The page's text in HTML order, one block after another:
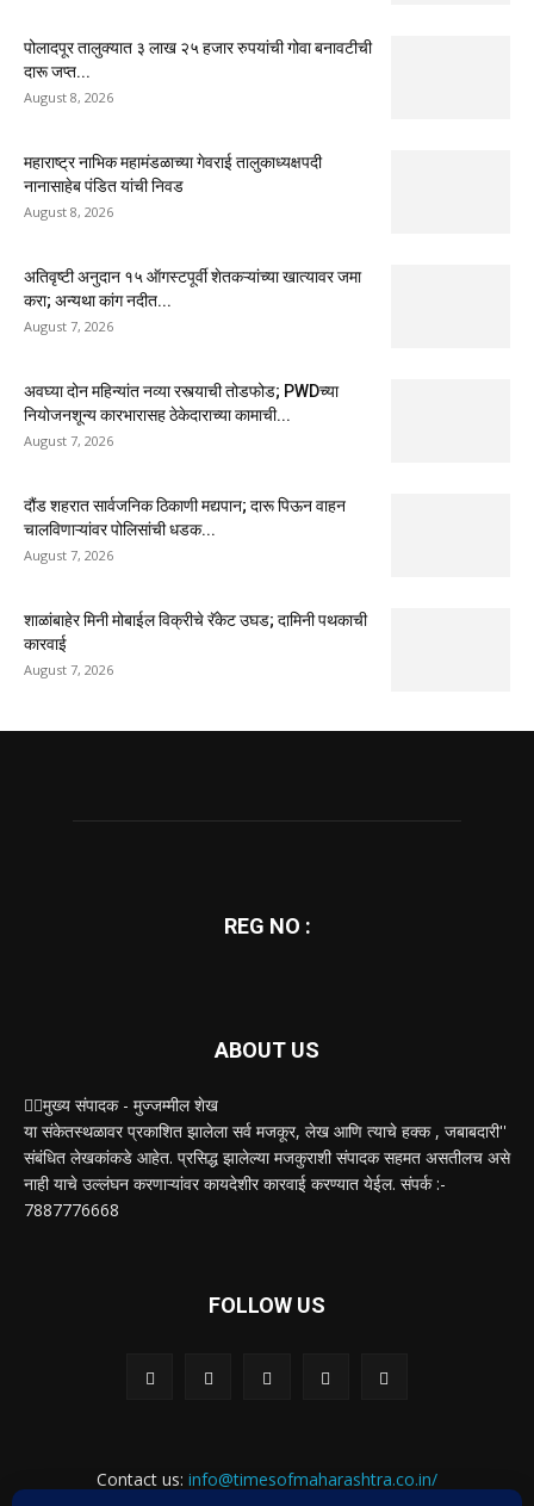
पोलादपूर तालुक्यात ३ लाख २५ हजार रुपयांची गोवा बनावटीची
दारू जप्त...
August 8, 2026
महाराष्ट्र नाभिक महामंडळाच्या गेवराई तालुकाध्यक्षपदी
नानासाहेब पंडित यांची निवड
August 8, 2026
अतिवृष्टी अनुदान १५ ऑगस्टपूर्वी शेतकऱ्यांच्या खात्यावर जमा
करा; अन्यथा कांग नदीत...
August 7, 2026
अवघ्या दोन महिन्यांत नव्या रस्त्याची तोडफोड; PWDच्या
नियोजनशून्य कारभारासह ठेकेदाराच्या कामाची...
August 7, 2026
दौंड शहरात सार्वजनिक ठिकाणी मद्यपान; दारू पिऊन वाहन
चालविणाऱ्यांवर पोलिसांची धडक...
August 7, 2026
शाळांबाहेर मिनी मोबाईल विक्रीचे रॅकेट उघड; दामिनी पथकाची
कारवाई
August 7, 2026
REG NO :
ABOUT US
✍🏻मुख्य संपादक - मुज्जम्मील शेख
या संकेतस्थळावर प्रकाशित झालेला सर्व मजकूर, लेख आणि त्याचे हक्क , जबाबदारी''
संबंधित लेखकांकडे आहेत. प्रसिद्ध झालेल्या मजकुराशी संपादक सहमत असतीलच असे
नाही याचे उल्लंघन करणाऱ्यांवर कायदेशीर कारवाई करण्यात येईल. संपर्क :-
7887776668
FOLLOW US
Contact us: info@timesofmaharashtra.co.in/